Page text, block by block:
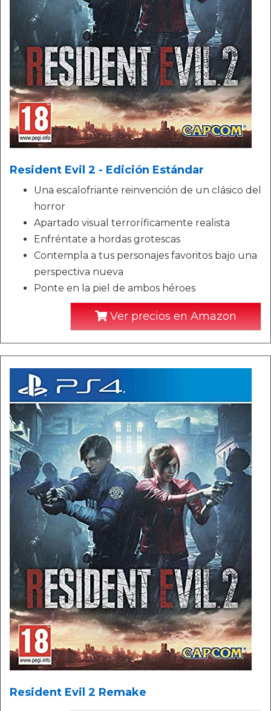
Resident Evil 2 - Edición Estándar
Una escalofriante reinvención de un clásico del
horror
Apartado visual terroríficamente realista
Enfréntate a hordas grotescas
Contempla a tus personajes favoritos bajo una
perspectiva nueva
Ponte en la piel de ambos héroes
Ver precios en Amazon
Resident Evil 2 Remake